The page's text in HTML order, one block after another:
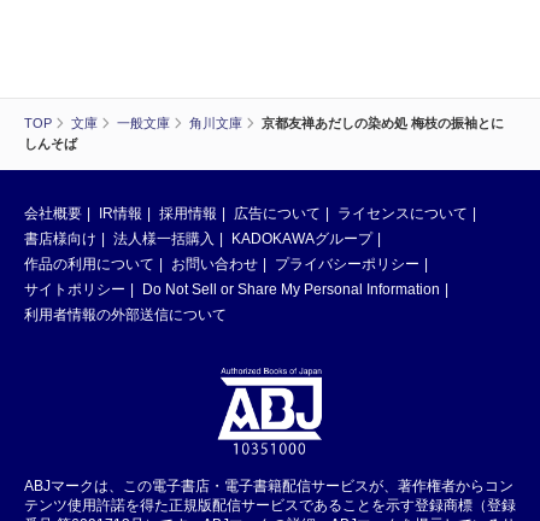
TOP 文庫 一般文庫 角川文庫
京都友禅あだしの染め処 梅枝の振袖とに
しんそば
会社概要 IR情報 採用情報 広告について
ライセンスについて
書店様向け
法人様一括購入
KADOKAWAグループ
作品の利用について
お問い合わせ
プライバシーポリシー
サイトポリシー
Do Not Sell or Share My Personal Information
利用者情報の外部送信について
ABJマークは、この電子書店・電子書籍配信サービスが、著作権者からコン
テンツ使用許諾を得た正規版配信サービスであることを示す登録商標（登録